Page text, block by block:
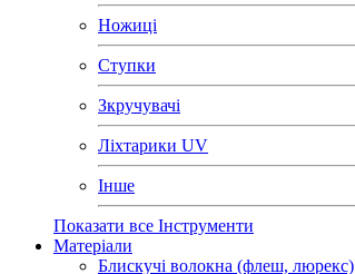
Ножиці
Ступки
Зкручувачі
Ліхтарики UV
Інше
Показати все Інструменти
Матеріали
Блискучі волокна (флеш, люрекс)